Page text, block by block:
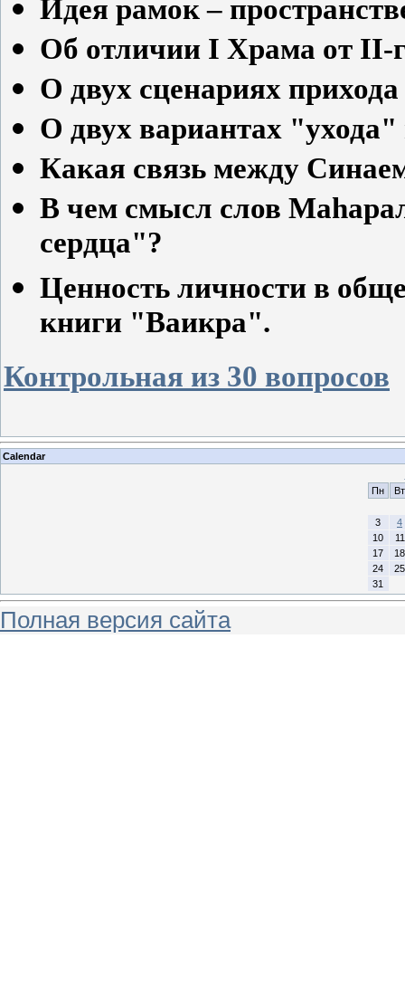
Идея рамок –
Об отличии I Храма от II-
О двух сценариях
О двух вариантах "ухода"
Какая связь между
В чем смысл слов
сердца"?
Ценность личности в
книги "Ваикра".
Контрольная из 30 вопросов
Calendar
Пн
Вт
3
4
10
11
17
18
24
25
31
Полная версия сайта